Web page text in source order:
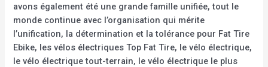
avons également été une grande famille unifiée, tout le
monde continue avec l’organisation qui mérite
l’unification, la détermination et la tolérance pour Fat Tire
Ebike, les vélos électriques Top Fat Tire, le vélo électrique,
le vélo électrique tout-terrain, le vélo électrique le plus